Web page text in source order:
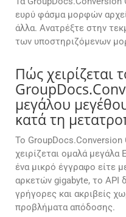
ευρύ φάσμα μορφών
άλλα. Ανατρέξτε στην
των υποστηριζόμενων
Πώς χειρίζεται
μεγάλου
κατά τη
Το GroupDocs.Conversion
χειρίζεται ομαλά μεγάλα
ένα μικρό έγγραφο είτε
αρκετών gigabyte, το API
γρήγορες και ακριβείς
προβλήματα απόδοσης.